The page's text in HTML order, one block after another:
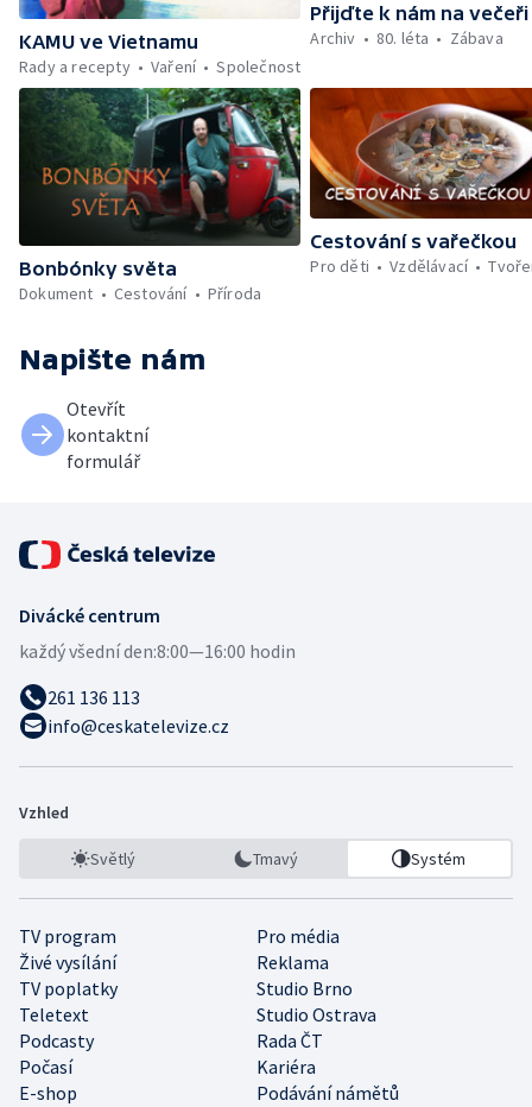
KAMU ve Vietnamu
Rady a recepty
Vaření Společnost
Přijďte k nám na večeři
Archiv
80. léta Zábava
Bonbónky světa
Dokument
Cestování Příroda
Cestování s vařečkou
Pro děti
Vzdělávací
Napište nám
Otevřít
kontaktní
formulář
Divácké centrum
každý všední den:8:00—16:00 hodin
261 136 113
info@ceskatelevize.cz
Vzhled
Světlý Tmavý Systém
TV program
Pro média
Živé vysílání
Reklama
TV poplatky
Studio Brno
Teletext
Studio Ostrava
Podcasty
Rada ČT
Počasí
Kariéra
E-shop
Podávání námětů